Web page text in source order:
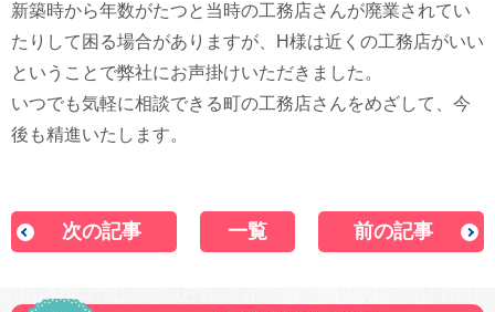
新築時から年数がたつと当時の工務店さんが廃業されてい
たりして困る場合がありますが、H様は近くの工務店がいい
ということで弊社にお声掛けいただきました。
いつでも気軽に相談できる町の工務店さんをめざして、今
後も精進いたします。
次の記事 一覧 前の記事